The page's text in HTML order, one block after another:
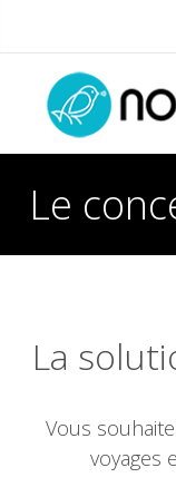
Le
La
Vous
voyages